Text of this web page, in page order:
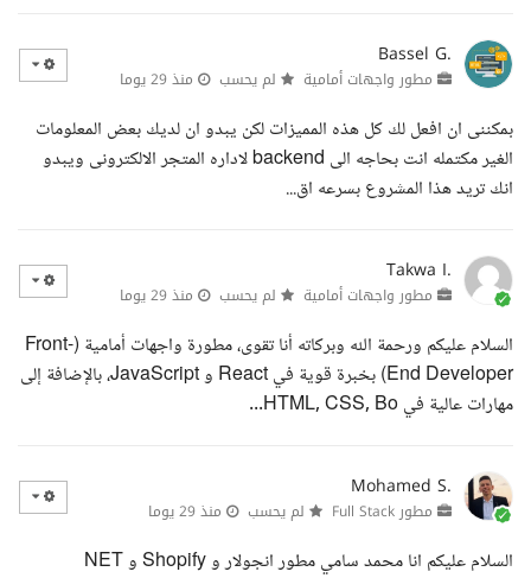
Bassel G.
مطور واجهات أمامية لم يحسب منذ 29 يوما
بمكننى ان افعل لك كل هذه المميزات لكن يبدو ان لديك بعض المعلومات
الغير مكتمله انت بحاجه الى backend لاداره المتجر الالكترونى ويبدو
انك تريد هذا المشروع بسرعه اق...
Takwa I.
مطور واجهات أمامية لم يحسب منذ 29 يوما
السلام عليكم ورحمة الله وبركاته أنا تقوى، مطورة واجهات أمامية (Front-
End Developer) بخبرة قوية في React و JavaScript، بالإضافة إلى
مهارات عالية في HTML, CSS, Bo...
Mohamed S.
مطور Full Stack لم يحسب منذ 29 يوما
السلام عليكم انا محمد سامي مطور انجولار و Shopify و NET